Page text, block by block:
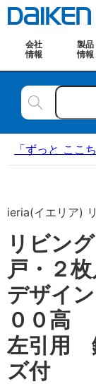
会社
情報
製品
情報
「ずっと ここ
ieria(イエリア)
リビン
戸・２
デザイ
００高
左引用
ズ付